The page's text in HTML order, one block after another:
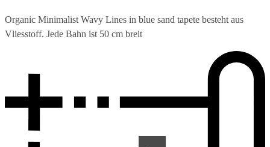
Organic Minimalist Wavy Lines in blue sand tapete besteht aus
Vliesstoff. Jede Bahn ist 50 cm breit